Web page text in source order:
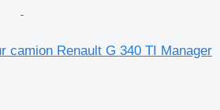
camion Renault G 340 TI Manager